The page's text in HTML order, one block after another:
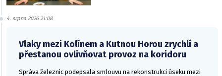
4. srpna 2026 21:08
Vlaky mezi Kolínem a Kutnou Horou zrychlí a
přestanou ovlivňovat provoz na koridoru
Správa železnic podepsala smlouvu na rekonstrukci úseku mezi